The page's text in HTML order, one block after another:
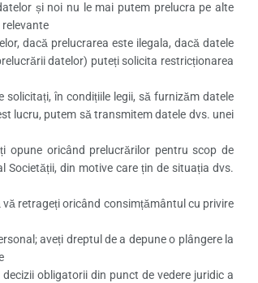
și noi nu le mai putem prelucra pe alte
dacă prelucrarea este ilegala, dacă datele
datelor) puteți solicita restricționarea
în condițiile legii, să furnizăm datele
lucru, putem să transmitem datele dvs. unei
opune oricând prelucrărilor pentru scop de
Societății, din motive care țin de situația dvs.
retrageți oricând consimțământul cu privire
aveți dreptul de a depune o plângere la
obligatorii din punct de vedere juridic a